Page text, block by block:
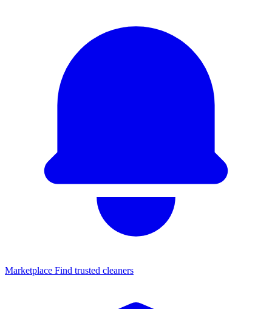
Marketplace Find trusted cleaners